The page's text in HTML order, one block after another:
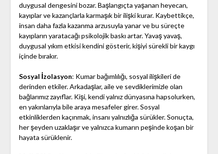
duygusal dengesini bozar. Başlangıçta yaşanan heyecan,
kayıplar ve kazançlarla karmaşık bir ilişki kurar. Kaybettikçe,
insan daha fazla kazanma arzusuyla yanar ve bu süreçte
kayıpların yaratacağı psikolojik baskı artar. Yavaş yavaş,
duygusal yıkım etkisi kendini gösterir, kişiyi sürekli bir kaygı
içinde bırakır.
Sosyal İzolasyon: Kumar bağımlılığı, sosyal ilişkileri de
derinden etkiler. Arkadaşlar, aile ve sevdiklerimizle olan
bağlarımız zayıflar. Kişi, kendi yalnız dünyasına hapsolurken,
en yakınlarıyla bile araya mesafeler girer. Sosyal
etkinliklerden kaçınmak, insanı yalnızlığa sürükler. Sonuçta,
her şeyden uzaklaşır ve yalnızca kumarın peşinde koşan bir
hayata sürüklenir.